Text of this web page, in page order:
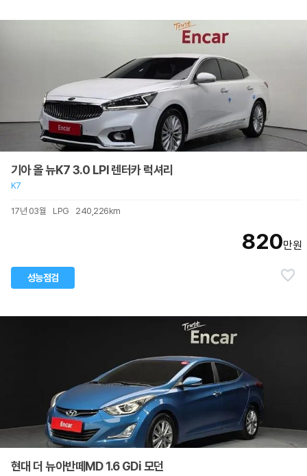
기아 올 뉴K7 3.0 LPI 렌터카 럭셔리
K7
17년 03월 LPG 240,226km
성능점검
820만원
현대 더 뉴아반떼MD 1.6 GDi 모던